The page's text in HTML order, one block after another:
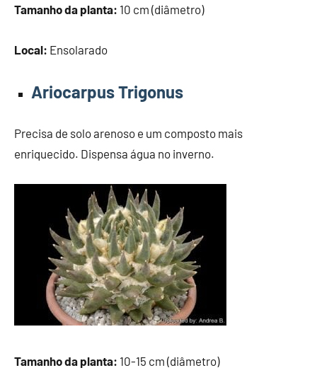
Tamanho da planta: 10 cm (diâmetro)
Local: Ensolarado
Ariocarpus Trigonus
Precisa de solo arenoso e um composto mais
enriquecido. Dispensa água no inverno.
Tamanho da planta: 10-15 cm (diâmetro)